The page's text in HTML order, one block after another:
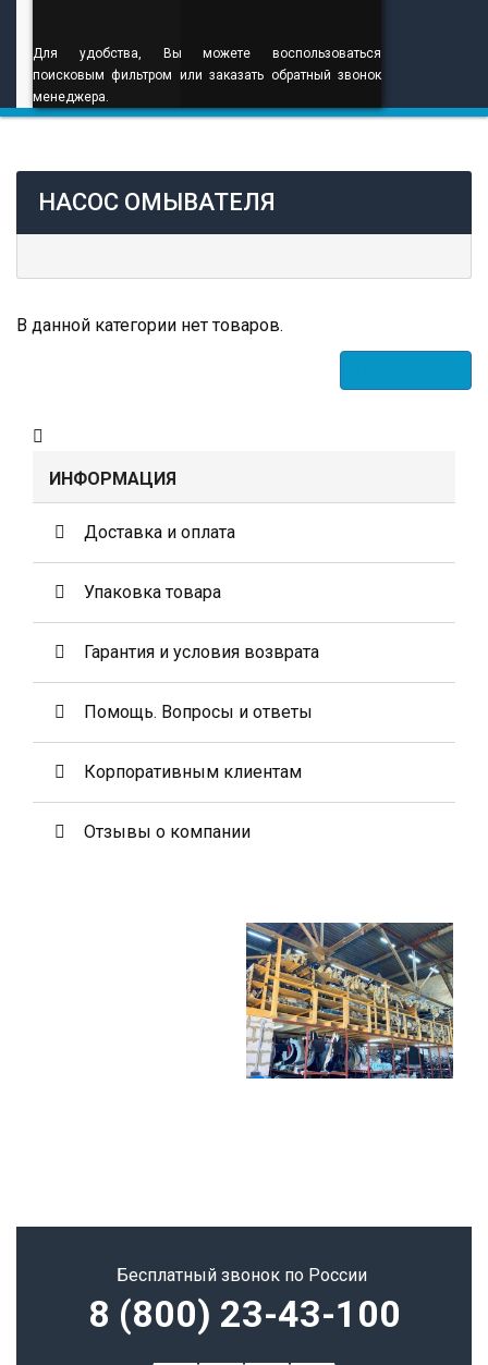
Для удобства, Вы можете воспользоваться
поисковым фильтром или заказать обратный звонок
менеджера.
НАСОС ОМЫВАТЕЛЯ
В данной категории нет товаров.
ИНФОРМАЦИЯ
Доставка и оплата
Упаковка товара
Гарантия и условия возврата
Помощь. Вопросы и ответы
Корпоративным клиентам
Отзывы о компании
8 (800) 23-43-100
Бесплатный звонок по России